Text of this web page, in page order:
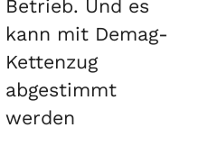
Betrieb. Und es
kann mit Demag-
Kettenzug
abgestimmt
werden